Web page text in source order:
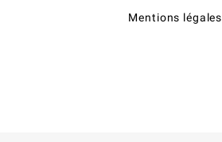
Mentions légales